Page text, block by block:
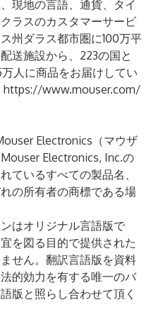
現地の言語、通貨、タイ
ラスのカスタマーサービ
州ダラス都市圏に100万平
送施設から、223の国と
人に商品をお届けしてい
https://www.mouser.com/
Electronics（マウザ
Electronics, Inc.の
ているすべての製品名、
の所有者の商標である場
はオリジナル言語版で
を図る目的で提供された
せん。翻訳言語版を資料
的効力を有する唯一のバ
版と照らし合わせて頂く